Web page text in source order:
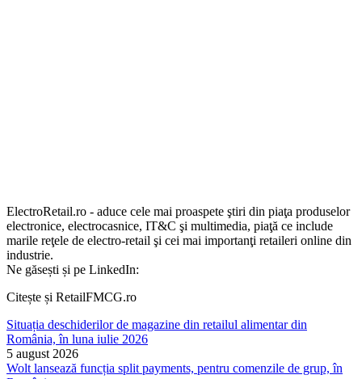
ElectroRetail.ro - aduce cele mai proaspete ştiri din piaţa produselor
electronice, electrocasnice, IT&C şi multimedia, piaţă ce include
marile reţele de electro-retail şi cei mai importanţi retaileri online din
industrie.
Ne găsești și pe LinkedIn:
Citește și RetailFMCG.ro
Situația deschiderilor de magazine din retailul alimentar din
România, în luna iulie 2026
5 august 2026
Wolt lansează funcția split payments, pentru comenzile de grup, în